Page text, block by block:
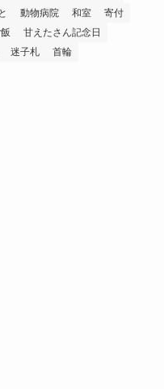
動物病院 和室
寄付
甘えたさん記念日
迷子札 首輪